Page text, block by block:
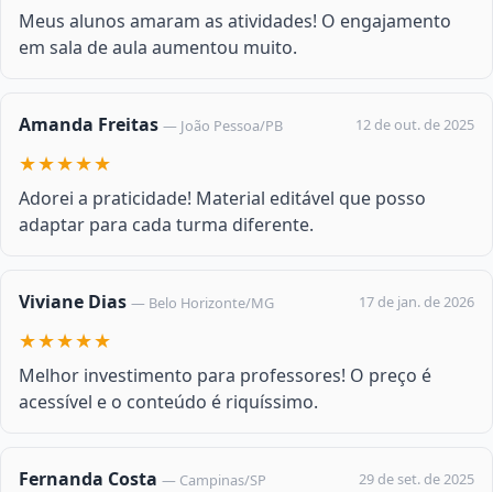
Meus alunos amaram as atividades! O engajamento
em sala de aula aumentou muito.
Amanda Freitas — João Pessoa/PB 12 de out. de 2025
★★★★★
Adorei a praticidade! Material editável que posso
adaptar para cada turma diferente.
Viviane Dias — Belo Horizonte/MG 17 de jan. de 2026
★★★★★
Melhor investimento para professores! O preço é
acessível e o conteúdo é riquíssimo.
Fernanda Costa — Campinas/SP 29 de set. de 2025